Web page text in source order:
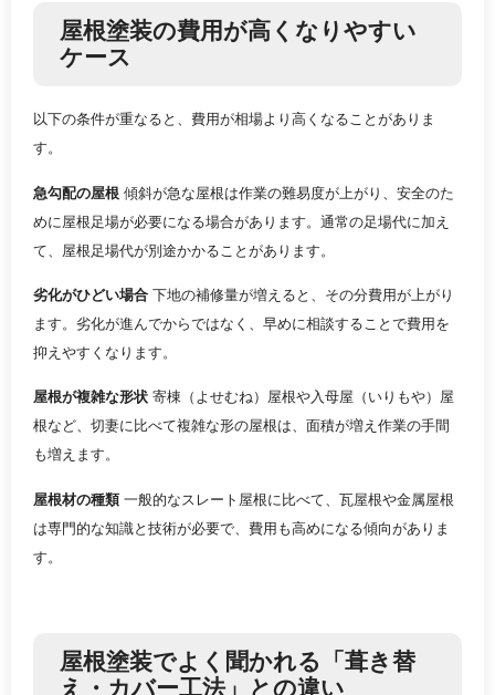
屋根塗装の費用が高くなりやすい
ケース
以下の条件が重なると、費用が相場より高くなることがありま
す。
急勾配の屋根 傾斜が急な屋根は作業の難易度が上がり、安全のた
めに屋根足場が必要になる場合があります。通常の足場代に加え
て、屋根足場代が別途かかることがあります。
劣化がひどい場合 下地の補修量が増えると、その分費用が上がり
ます。劣化が進んでからではなく、早めに相談することで費用を
抑えやすくなります。
屋根が複雑な形状 寄棟（よせむね）屋根や入母屋（いりもや）屋
根など、切妻に比べて複雑な形の屋根は、面積が増え作業の手間
も増えます。
屋根材の種類一般的なスレート屋根に比べて、瓦屋根や金属屋根
は専門的な知識と技術が必要で、費用も高めになる傾向がありま
す。
屋根塗装でよく聞かれる「葺き替
え・カバー工法」との違い